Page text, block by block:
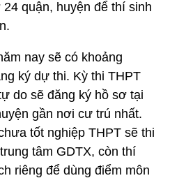
quận, huyện để thí sinh
nay sẽ có khoảng
ký dự thi. Kỳ thi THPT
do sẽ đăng ký hồ sơ tại
gần nơi cư trú nhất.
tốt nghiệp THPT sẽ thi
tâm GDTX, còn thí
riêng để dùng điểm môn